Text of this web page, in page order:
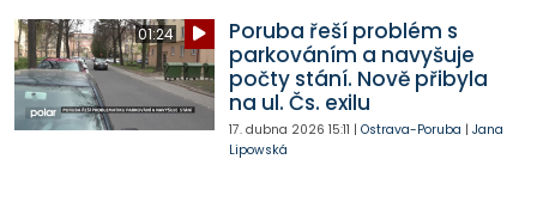
01:24
Poruba řeší problém s
parkováním a navyšuje
počty stání. Nově přibyla
na ul. Čs. exilu
17. dubna 2026 15:11 | Ostrava-Poruba | Jana
Lipowská